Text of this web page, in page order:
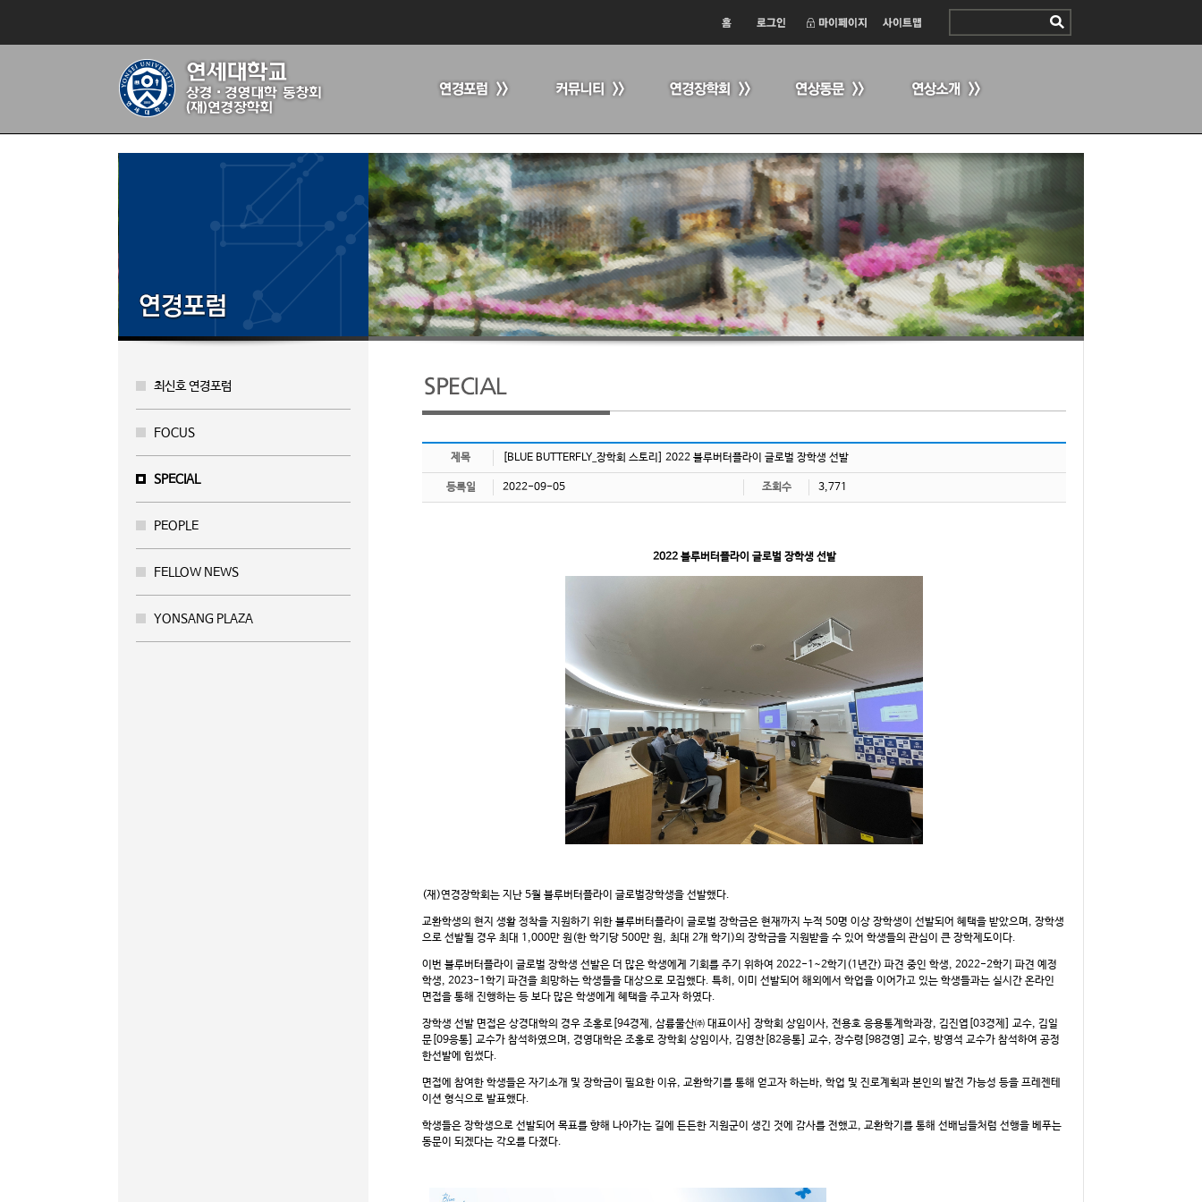
최신호 연경포럼
FOCUS
SPECIAL
PEOPLE
FELLOW NEWS
YONSANG PLAZA
제목 [BLUE BUTTERFLY_장학회 스토리] 2022 블루버터플라이 글로벌 장학생 선발
등록일 2022-09-05 조회수 3,771
2022 블루버터플라이 글로벌 장학생 선발
(재)연경장학회는 지난 5월 블루버터플라이 글로벌장학생을 선발했다.
교환학생의 현지 생활 정착을 지원하기 위한 블루버터플라이 글로벌 장학금은 현재까지 누적 50명 이상 장학생이 선발되어 혜택을 받았으며, 장학생
으로 선발될 경우 최대 1,000만 원(한 학기당 500만 원, 최대 2개 학기)의 장학금을 지원받을 수 있어 학생들의 관심이 큰 장학제도이다.
이번 블루버터플라이 글로벌 장학생 선발은 더 많은 학생에게 기회를 주기 위하여 2022-1~2학기(1년간) 파견 중인 학생, 2022-2학기 파견 예정
학생, 2023-1학기 파견을 희망하는 학생들을 대상으로 모집했다. 특히, 이미 선발되어 해외에서 학업을 이어가고 있는 학생들과는 실시간 온라인
면접을 통해 진행하는 등 보다 많은 학생에게 혜택을 주고자 하였다.
장학생 선발 면접은 상경대학의 경우 조홍로[94경제, 삼륭물산㈜ 대표이사] 장학회 상임이사, 전용호 응용통계학과장, 김진엽[03경제] 교수, 김일
문[09응통] 교수가 참석하였으며, 경영대학은 조홍로 장학회 상임이사, 김영찬[82응통] 교수, 장수령[98경영] 교수, 방영석 교수가 참석하여 공정
한선발에 힘썼다.
면접에 참여한 학생들은 자기소개 및 장학금이 필요한 이유, 교환학기를 통해 얻고자 하는바, 학업 및 진로계획과 본인의 발전 가능성 등을 프레젠테
이션 형식으로 발표했다.
학생들은 장학생으로 선발되어 목표를 향해 나아가는 길에 든든한 지원군이 생긴 것에 감사를 전했고, 교환학기를 통해 선배님들처럼 선행을 베푸는
동문이 되겠다는 각오를 다졌다.